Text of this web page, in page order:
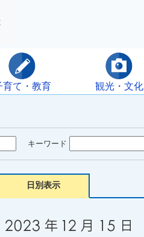
育て・教育 観光・文化
キーワード
日別表示